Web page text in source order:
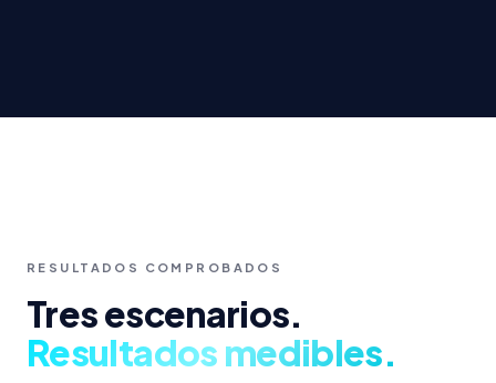
RESULTADOS COMPROBADOS
Tres escenarios.
Resultados medibles.